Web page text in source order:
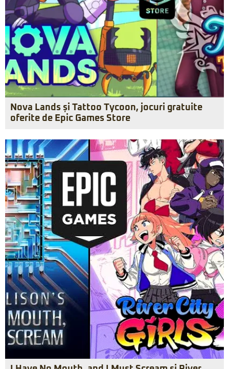
Nova Lands și Tattoo Tycoon, jocuri gratuite
oferite de Epic Games Store